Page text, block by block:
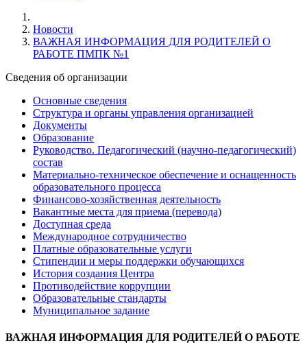
Новости
ВАЖНАЯ ИНФОРМАЦИЯ ДЛЯ РОДИТЕЛЕЙ О
РАБОТЕ ПМПК №1
Cведения об организации
Основные сведения
Структура и органы управления организацией
Документы
Образование
Руководство. Педагогический (научно-педагогический)
состав
Материально-техническое обеспечение и оснащенность
образовательного процесса
Финансово-хозяйственная деятельность
Вакантные места для приема (перевода)
Доступная среда
Международное сотрудничество
Платные образовательные услуги
Стипендии и меры поддержки обучающихся
История создания Центра
Противодействие коррупции
Образовательные стандарты
Муниципальное задание
ВАЖНАЯ ИНФОРМАЦИЯ ДЛЯ РОДИТЕЛЕЙ О РАБОТЕ